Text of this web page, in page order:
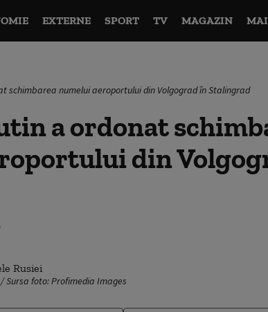
EXTERNE SPORT TV MAGAZIN
schimbarea numelui aeroportului din Volgograd în Stalingrad
a ordonat
din
Sursa foto: Profimedia Images